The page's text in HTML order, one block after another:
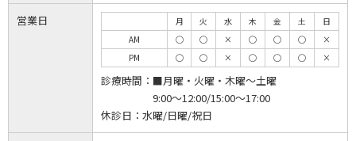
営業日 月 火 水 木 金 土
日
AM
◯ ◯ × ◯ ◯ ◯
×
PM
◯ ◯ × ◯ ◯ ◯ ×
診療時間： ■月曜・火曜・木曜～土曜
9:00～12:00/15:00～17:00
休診日： 水曜/日曜/祝日